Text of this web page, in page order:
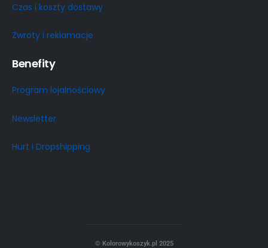
Czas i koszty dostawy
Zwroty i reklamacje
Benefity
Program lojalnościowy
Newsletter
Hurt i Dropshipping
© Kolorowykoszyk.pl 2025